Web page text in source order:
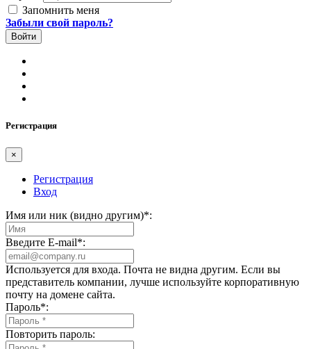
Запомнить меня
Забыли свой пароль?
Регистрация
×
Регистрация
Вход
Имя или ник (видно другим)*:
Введите E-mail*:
Используется для входа. Почта не видна другим. Если вы
представитель компании, лучше используйте корпоративную
почту на домене сайта.
Пароль*:
Повторить пароль: